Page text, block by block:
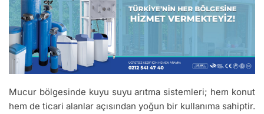
Mucur bölgesinde kuyu suyu arıtma sistemleri; hem konut
hem de ticari alanlar açısından yoğun bir kullanıma sahiptir.